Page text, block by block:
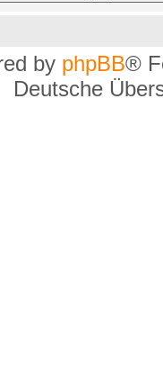
by phpBB®
Deutsche